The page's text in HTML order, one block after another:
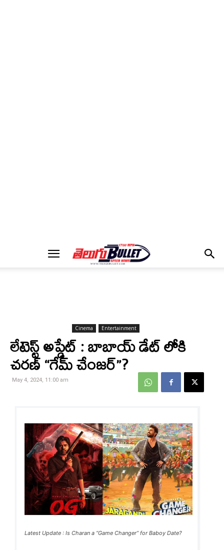
Cinema Entertainment
లేటెస్ట్ అప్డేట్ : బాబాయ్ డేట్ లోకి
చరణ్ “గేమ్ చేంజర్”?
May 4, 2024, 11:00 am
Latest Update : Is Charan a “Game Changer” for Baboy Date?